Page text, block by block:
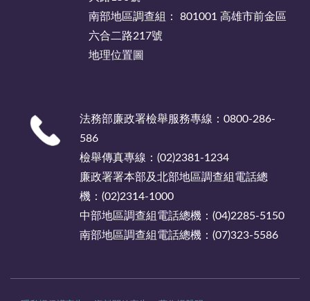
南部地區調查組： 801001 高雄市前金區
六合二路217號
地理位置圖
法務部廉政署檢舉服務專線：0800-286-
586
檢舉傳真專線：(02)2381-1234
廉政署署本部及北部地區調查組電話總
機：(02)2314-1000
中部地區調查組電話總機：(04)2285-5150
南部地區調查組電話總機：(07)323-5586